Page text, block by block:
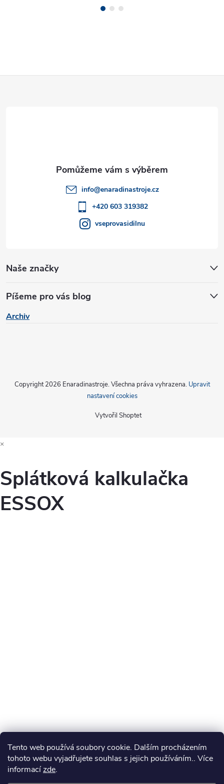
Tento web používá soubory cookie. Dalším procházením
tohoto webu vyjadřujete souhlas s jejich používáním.. Více
informacízde.
Naše značky
Píšeme pro vás blog
Archiv
info@enaradinastroje.cz
+420 603 319382
vseprovasidilnu
Vytvořil Shoptet
Copyright 2026 Enaradinastroje. Všechna práva vyhrazena. Upravit
nastavení cookies
×
Splátková kalkulačka
ESSOX